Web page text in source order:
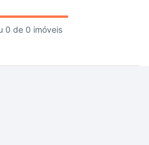
0 de 0 imóveis